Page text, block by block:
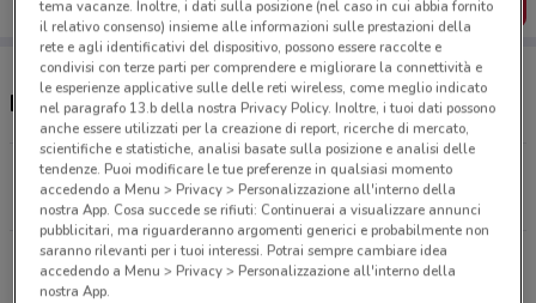
Negozi Mega nelle vicinanze
Via Prenestina, 940 Roma
12.5 km
CHIUSO
Viale Donato Bramante, 53 Fiumicino
19.9 km
tema vacanze. Inoltre, i dati sulla posizione (nel caso in cui abbia fornito
il relativo consenso) insieme alle informazioni sulle prestazioni della
rete e agli identificativi del dispositivo, possono essere raccolte e
condivisi con terze parti per comprendere e migliorare la connettività e
le esperienze applicative sulle delle reti wireless, come meglio indicato
nel paragrafo 13.b della nostra Privacy Policy. Inoltre, i tuoi dati possono
anche essere utilizzati per la creazione di report, ricerche di mercato,
scientifiche e statistiche, analisi basate sulla posizione e analisi delle
tendenze. Puoi modificare le tue preferenze in qualsiasi momento
accedendo a Menu > Privacy > Personalizzazione all'interno della
nostra App. Cosa succede se rifiuti: Continuerai a visualizzare annunci
pubblicitari, ma riguarderanno argomenti generici e probabilmente non
saranno rilevanti per i tuoi interessi. Potrai sempre cambiare idea
accedendo a Menu > Privacy > Personalizzazione all'interno della
nostra App.